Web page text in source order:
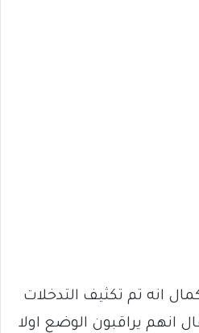
انه تم تكثيف التدخلات
انهم يراقبون الوضع اولا